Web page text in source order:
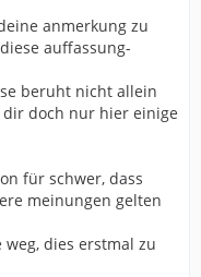
anmerkung zu
auffassung-
beruht nicht allein
doch nur hier einige
für schwer, dass
meinungen gelten
dies erstmal zu